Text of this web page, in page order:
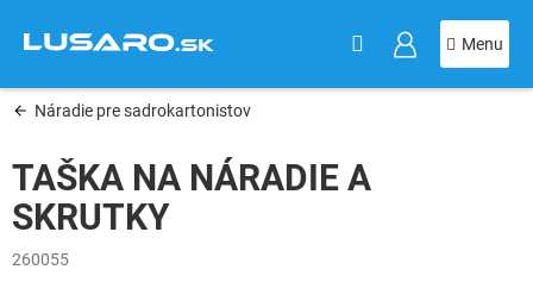
obsah
Náradie pre sadrokartonistov
TAŠKA NA NÁRADIE A
SKRUTKY
260055